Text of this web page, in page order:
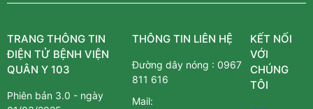
TRANG THÔNG TIN
ĐIỆN TỬ BỆNH VIỆN
QUÂN Y 103
Phiên bản 3.0 - ngày
THÔNG TIN LIÊN HỆ
Đường dây nóng :0967
811 616
Mail:
KẾT NỐI
VỚI
CHÚNG
TÔI